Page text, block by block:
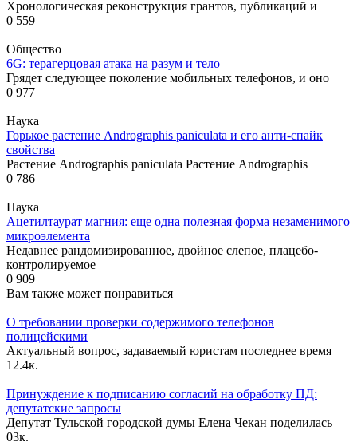
Хронологическая реконструкция грантов, публикаций и
0 559
Общество
6G: терагерцовая атака на разум и тело
Грядет следующее поколение мобильных телефонов, и оно
0 977
Наука
Горькое растение Andrographis paniculata и его анти-спайк
свойства
Растение Andrographis paniculata Растение Andrographis
0 786
Наука
Ацетилтаурат магния: еще одна полезная форма незаменимого
микроэлемента
Недавнее рандомизированное, двойное слепое, плацебо-
контролируемое
0 909
Вам также может понравиться
О требовании проверки содержимого телефонов
полицейскими
Актуальный вопрос, задаваемый юристам последнее время
1 2.4к.
Принуждение к подписанию согласий на обработку ПД:
депутатские запросы
Депутат Тульской городской думы Елена Чекан поделилась
03к.